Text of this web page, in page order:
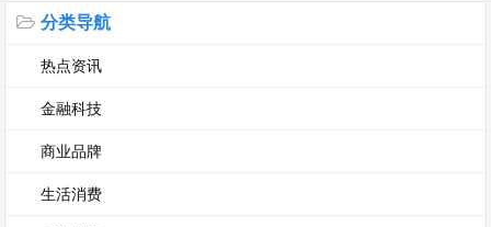
分类导航
热点资讯
金融科技
商业品牌
生活消费